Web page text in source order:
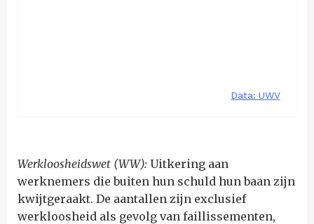
Werkloosheidswet (WW): Uitkering aan
werknemers die buiten hun schuld hun baan zijn
kwijtgeraakt. De aantallen zijn exclusief
werkloosheid als gevolg van faillissementen,